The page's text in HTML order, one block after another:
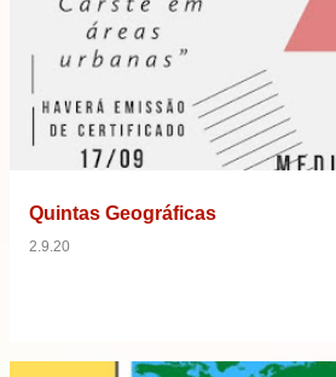
Quintas Geográficas
2.9.20